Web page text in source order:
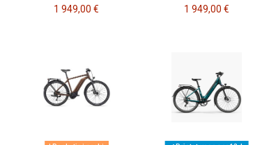
1 949,00 € 1 949,00 €